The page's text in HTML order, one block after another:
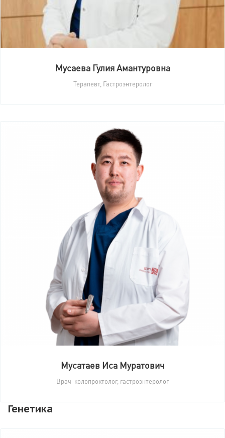
Мусаева Гулия Амантуровна
Терапевт, Гастроэнтеролог
Мусатаев Иса Муратович
Врач-колопроктолог, гастроэнтеролог
Генетика